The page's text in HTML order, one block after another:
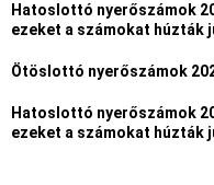
Hatoslottó nyerőszámok
ezeket a számokat húzták
Ötöslottó nyerőszámok
Hatoslottó nyerőszámok
ezeket a számokat húzták